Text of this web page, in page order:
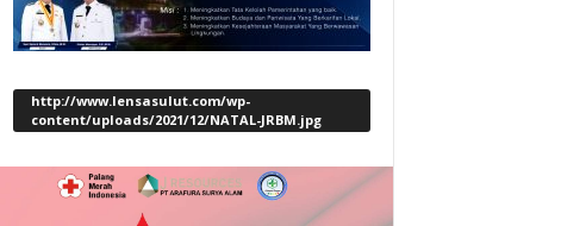
http://www.lensasulut.com/wp-
content/uploads/2021/12/NATAL-JRBM.jpg